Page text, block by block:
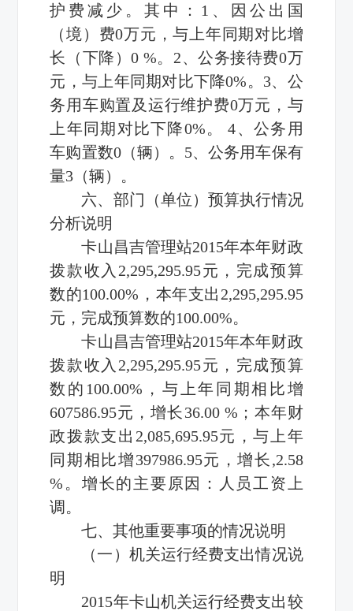
护费减少。其中：1、因公出国
（境）费0万元，与上年同期对比增
长（下降）0 %。2、公务接待费0万
元，与上年同期对比下降0%。3、公
务用车购置及运行维护费0万元，与
上年同期对比下降0%。 4、公务用
车购置数0（辆）。5、公务用车保有
量3（辆）。
六、部门（单位）预算执行情况
分析说明
卡山昌吉管理站2015年本年财政
拨款收入2,295,295.95元，完成预算
数的100.00%，本年支出2,295,295.95
元，完成预算数的100.00%。
卡山昌吉管理站2015年本年财政
拨款收入2,295,295.95元，完成预算
数的100.00%，与上年同期相比增
607586.95元，增长36.00 %；本年财
政拨款支出2,085,695.95元，与上年
同期相比增397986.95元，增长,2.58
%。增长的主要原因：人员工资上
调。
七、其他重要事项的情况说明
（一）机关运行经费支出情况说
明
2015年卡山机关运行经费支出较